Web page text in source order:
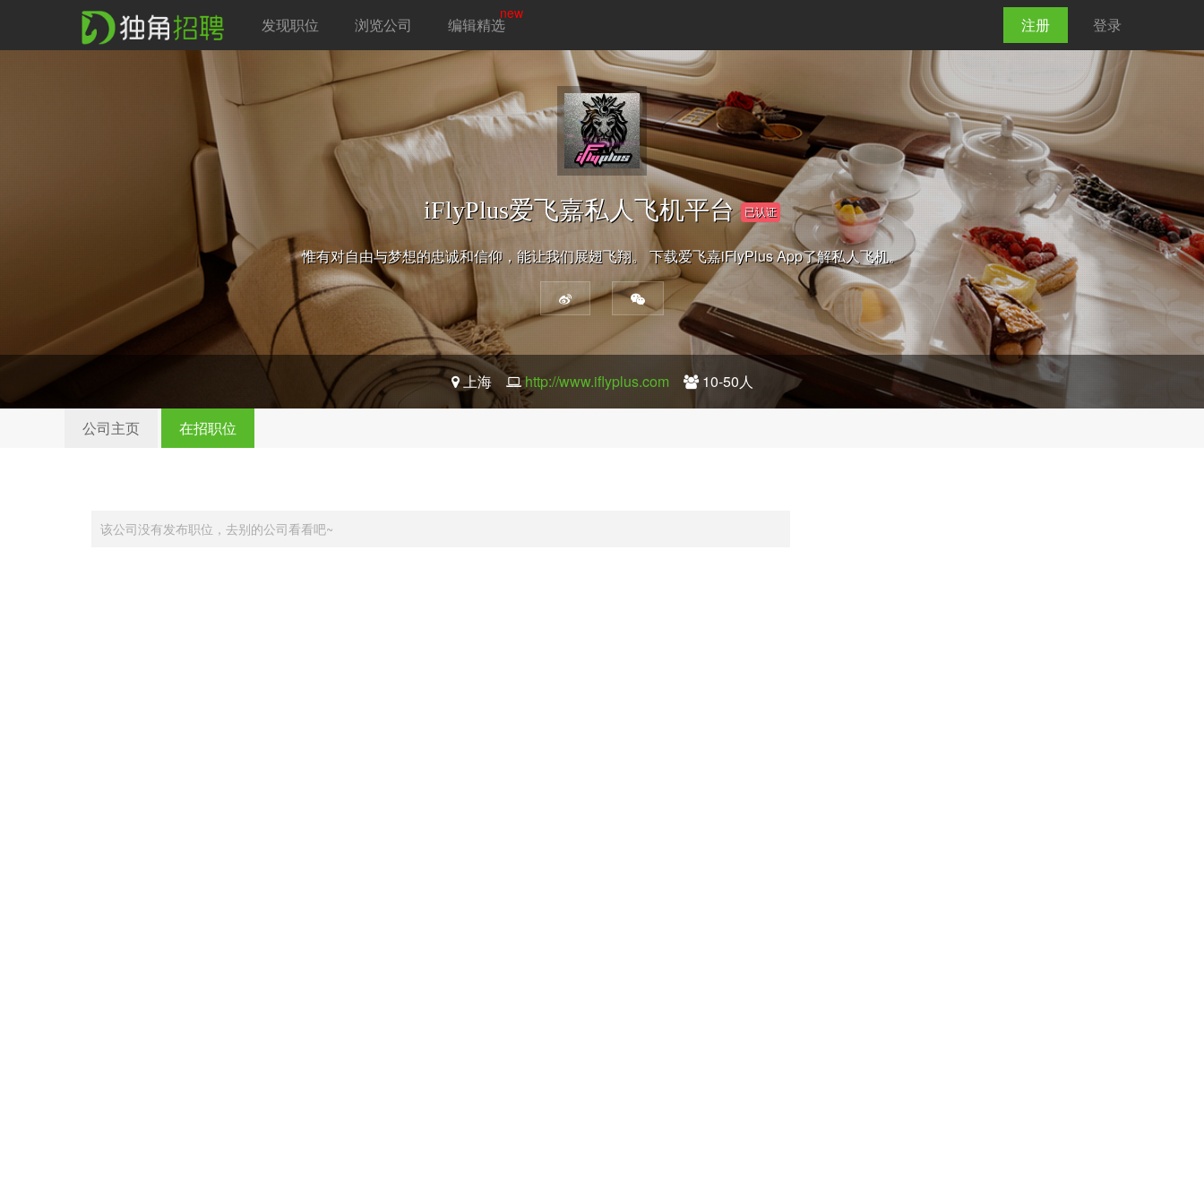
发现职位 浏览公司 编辑精选
new
注册 登录
iFlyPlus爱飞嘉私人飞机平台 已认证
惟有对自由与梦想的忠诚和信仰，能让我们展翅飞翔。 下载爱飞嘉iFlyPlus App了解私人飞机。
上海 http://www.iflyplus.com 10-50人
公司主页 在招职位
该公司没有发布职位，去别的公司看看吧~